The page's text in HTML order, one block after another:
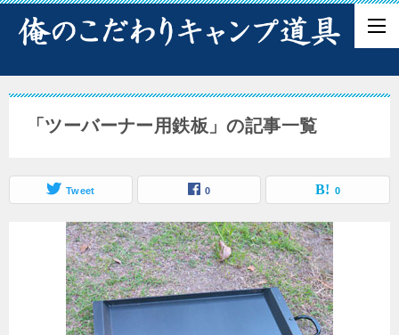
「ツーバーナー用鉄板」の記事一覧
Tweet 0 0